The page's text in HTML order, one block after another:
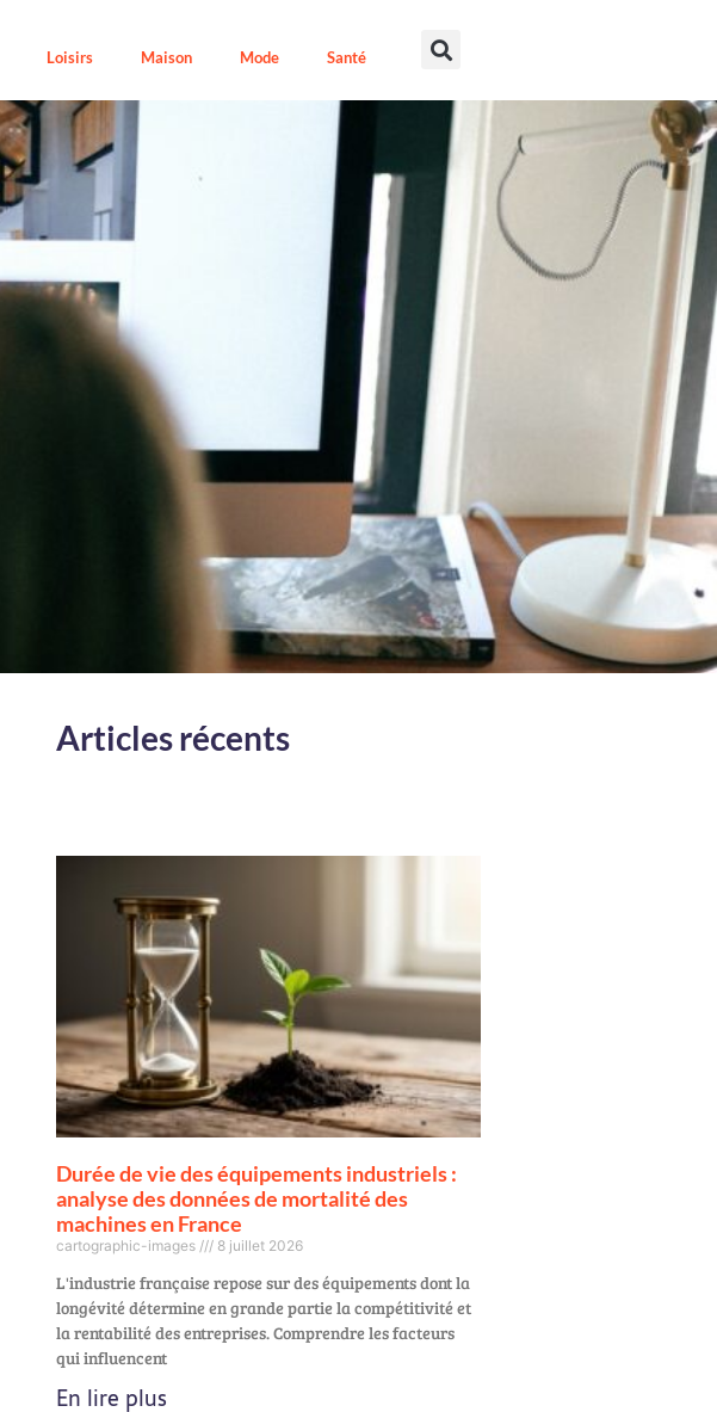
Loisirs Maison Mode Santé
Articles récents
Durée de vie des équipements industriels :
analyse des données de mortalité des
machines en France
cartographic-images 8 juillet 2026
L'industrie française repose sur des équipements dont la
longévité détermine en grande partie la compétitivité et
la rentabilité des entreprises. Comprendre les facteurs
qui influencent
En lire plus